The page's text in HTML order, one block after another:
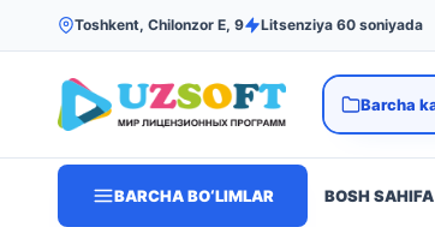
Toshkent, Chilonzor E, 9 Litsenziya 60 soniyada
BARCHA BO‘LIMLAR BOSH SAHIFA